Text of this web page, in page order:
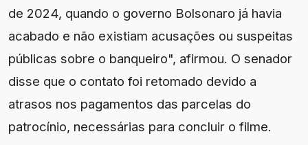
de 2024, quando o governo Bolsonaro já havia
acabado e não existiam acusações ou suspeitas
públicas sobre o banqueiro", afirmou. O senador
disse que o contato foi retomado devido a
atrasos nos pagamentos das parcelas do
patrocínio, necessárias para concluir o filme.